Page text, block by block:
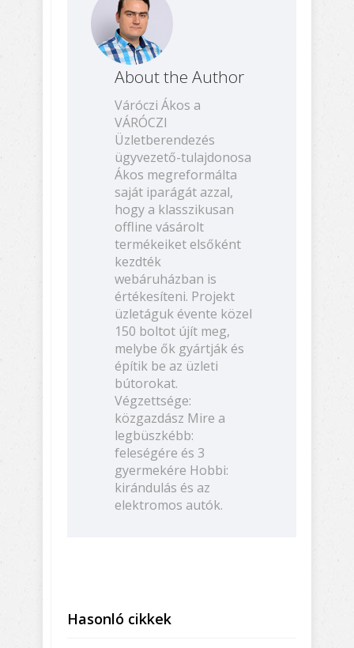
About the Author
Váróczi Ákos a
VÁRÓCZI
Üzletberendezés
ügyvezető-tulajdonosa
Ákos megreformálta
saját iparágát azzal,
hogy a klasszikusan
offline vásárolt
termékeiket elsőként
kezdték
webáruházban is
értékesíteni. Projekt
üzletáguk évente közel
150 boltot újít meg,
melybe ők gyártják és
építik be az üzleti
bútorokat.
Végzettsége:
közgazdász Mire a
legbüszkébb:
feleségére és 3
gyermekére Hobbi:
kirándulás és az
elektromos autók.
Hasonló cikkek